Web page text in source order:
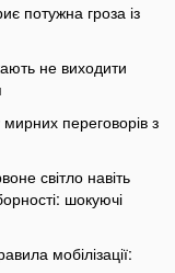
потужна гроза із
не виходити
переговорів з
світло навіть
шокуючі
мобілізації: